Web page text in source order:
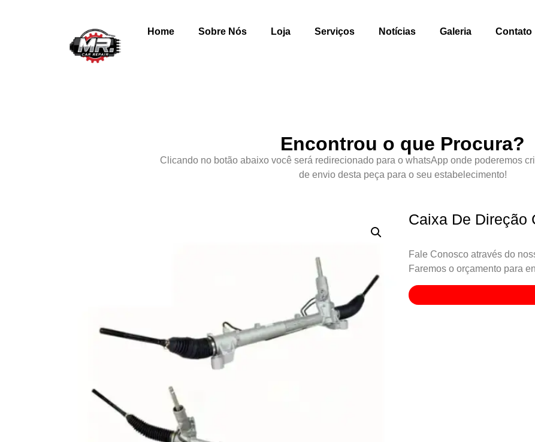
Home Sobre Nós Loja Serviços Notícias Galeria Contato
Encontrou o que Procura?
Clicando no botão abaixo você será redirecionado para o whatsApp onde poderemos
de envio desta peça para o seu estabelecimento!
Caixa De Direção
Fale Conosco através do
Faremos o orçamento para